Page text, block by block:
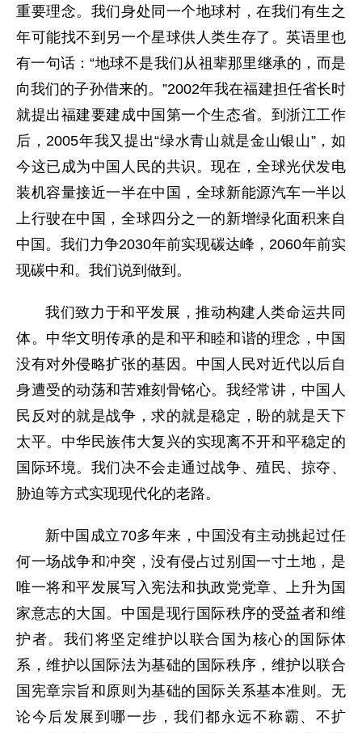
重要理念。我们身处同一个地球村，在我们有生之
年可能找不到另一个星球供人类生存了。英语里也
有一句话：“地球不是我们从祖辈那里继承的，而是
向我们的子孙借来的。”2002年我在福建担任省长时
就提出福建要建成中国第一个生态省。到浙江工作
后，2005年我又提出“绿水青山就是金山银山”，如
今这已成为中国人民的共识。现在，全球光伏发电
装机容量接近一半在中国，全球新能源汽车一半以
上行驶在中国，全球四分之一的新增绿化面积来自
中国。我们力争2030年前实现碳达峰，2060年前实
现碳中和。我们说到做到。
我们致力于和平发展，推动构建人类命运共同
体。中华文明传承的是和平和睦和谐的理念，中国
没有对外侵略扩张的基因。中国人民对近代以后自
身遭受的动荡和苦难刻骨铭心。我经常讲，中国人
民反对的就是战争，求的就是稳定，盼的就是天下
太平。中华民族伟大复兴的实现离不开和平稳定的
国际环境。我们决不会走通过战争、殖民、掠夺、
胁迫等方式实现现代化的老路。
新中国成立70多年来，中国没有主动挑起过任
何一场战争和冲突，没有侵占过别国一寸土地，是
唯一将和平发展写入宪法和执政党党章、上升为国
家意志的大国。中国是现行国际秩序的受益者和维
护者。我们将坚定维护以联合国为核心的国际体
系，维护以国际法为基础的国际秩序，维护以联合
国宪章宗旨和原则为基础的国际关系基本准则。无
论今后发展到哪一步，我们都永远不称霸、不扩